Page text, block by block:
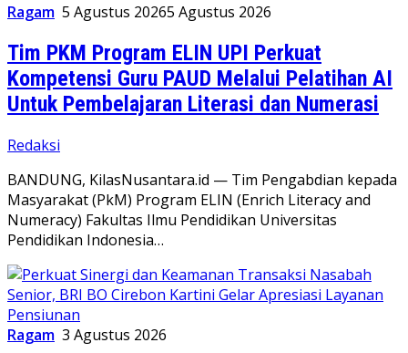
Ragam 5 Agustus 20265 Agustus 2026
Tim PKM Program ELIN UPI Perkuat
Kompetensi Guru PAUD Melalui Pelatihan AI
Untuk Pembelajaran Literasi dan Numerasi
Redaksi
BANDUNG, KilasNusantara.id — Tim Pengabdian kepada
Masyarakat (PkM) Program ELIN (Enrich Literacy and
Numeracy) Fakultas Ilmu Pendidikan Universitas
Pendidikan Indonesia…
Ragam 3 Agustus 2026